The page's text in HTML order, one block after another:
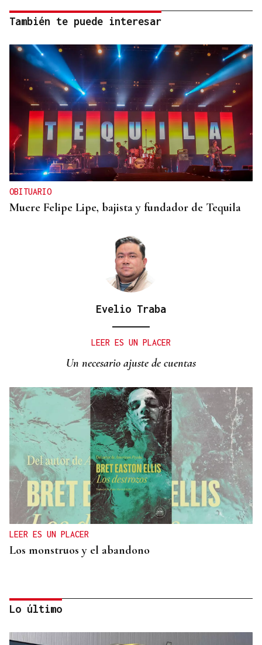
También te puede interesar
OBITUARIO
Muere Felipe Lipe, bajista y fundador de Tequila
Evelio Traba
LEER ES UN PLACER
Un necesario ajuste de cuentas
LEER ES UN PLACER
Los monstruos y el abandono
Lo último